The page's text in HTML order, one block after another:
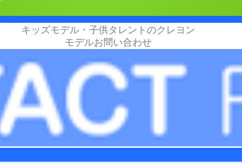
キッズモデル・子供タレントのクレヨン
モデルお問い合わせ